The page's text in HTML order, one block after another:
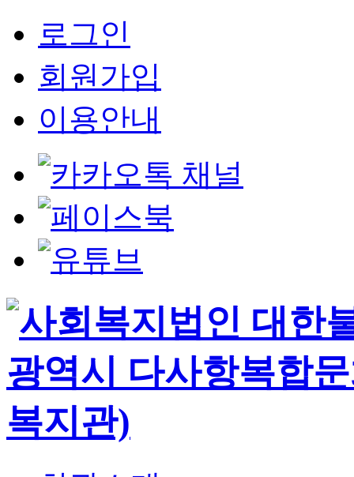
로그인
회원가입
이용안내